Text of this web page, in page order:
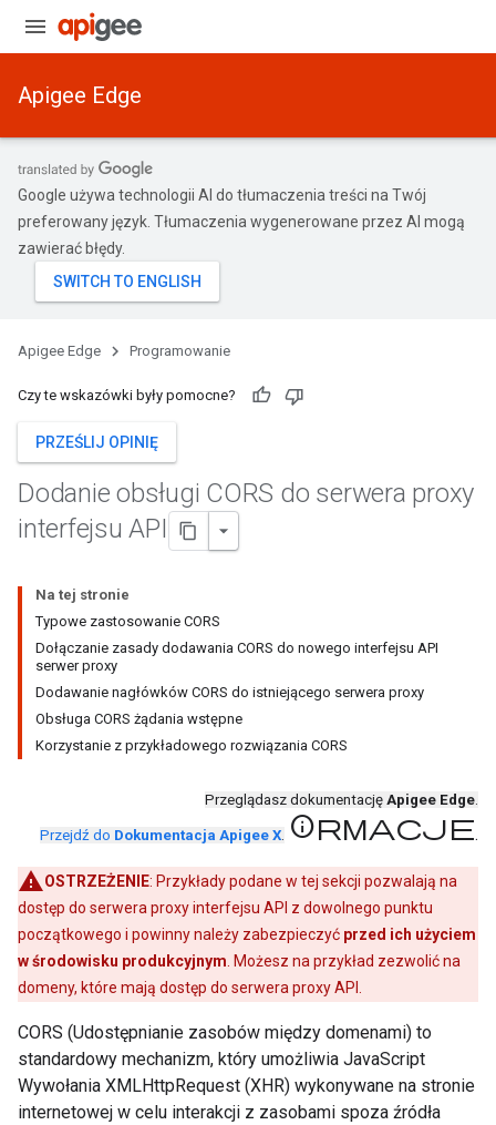
Apigee Edge
Google używa technologii AI do tłumaczenia treści na Twój
preferowany język. Tłumaczenia wygenerowane przez AI mogą
zawierać błędy.
Apigee Edge Programowanie
Czy te wskazówki były pomocne?
PRZEŚLIJ OPINIĘ
Dodanie obsługi CORS do serwera proxy
interfejsu API
Na tej stronie
Typowe zastosowanie CORS
Dołączanie zasady dodawania CORS do nowego interfejsu API
serwer proxy
Dodawanie nagłówków CORS do istniejącego serwera proxy
Obsługa CORS żądania wstępne
Korzystanie z przykładowego rozwiązania CORS
Przeglądasz dokumentację Apigee Edge.
Przejdź do Dokumentacja Apigee X. informacje.
OSTRZEŻENIE: Przykłady podane w tej sekcji pozwalają na
dostęp do serwera proxy interfejsu API z dowolnego punktu
początkowego i powinny należy zabezpieczyć przed ich użyciem
w środowisku produkcyjnym . Możesz na przykład zezwolić na
domeny, które mają dostęp do serwera proxy API.
CORS (Udostępnianie zasobów między domenami) to
standardowy mechanizm, który umożliwia JavaScript
Wywołania XMLHttpRequest (XHR) wykonywane na stronie
internetowej w celu interakcji z zasobami spoza źródła